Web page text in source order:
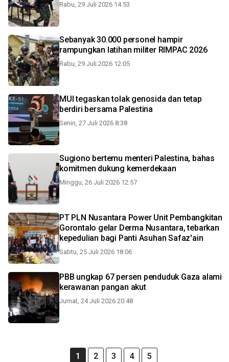
Rabu, 29 Juli 2026 14:53
Sebanyak 30.000 personel hampir
rampungkan latihan militer RIMPAC 2026
Rabu, 29 Juli 2026 12:05
MUI tegaskan tolak genosida dan tetap
berdiri bersama Palestina
Senin, 27 Juli 2026 8:38
Sugiono bertemu menteri Palestina, bahas
komitmen dukung kemerdekaan
Minggu, 26 Juli 2026 12:57
PT PLN Nusantara Power Unit Pembangkitan
Gorontalo gelar Derma Nusantara, tebarkan
kepedulian bagi Panti Asuhan Safaz'ain
Sabtu, 25 Juli 2026 18:06
PBB ungkap 67 persen penduduk Gaza alami
kerawanan pangan akut
Jumat, 24 Juli 2026 20:48
1 2 3 4 5